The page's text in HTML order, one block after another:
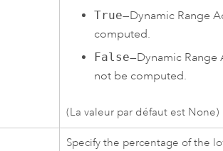
True—Dynamic Range
computed.
False—Dynamic Range
not be computed.
(La valeur par défaut est None)
Specify the percentage of the